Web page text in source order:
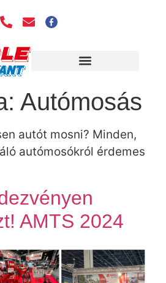
Autómosás
autót mosni? Minden,
autómosókról érdemes
AMTS 2024